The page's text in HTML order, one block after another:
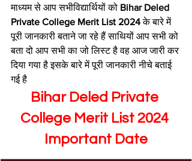
माध्यम से आप सभीविद्यार्थियों को Bihar Deled
Private College Merit List 2024 के बारे में
पूरी जानकारी बताने जा रहे हैं साथियों आप सभी को
बता दो आप सभी का जो लिस्ट है वह आज जारी कर
दिया गया है इसके बारे में पूरी जानकारी नीचे बताई
गई है
Bihar Deled Private
College Merit List 2024
Important Date